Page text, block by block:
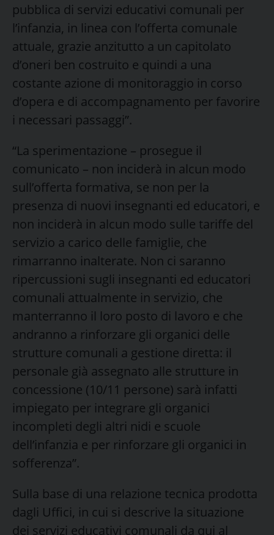
pubblica di servizi educativi comunali per
l’infanzia, in linea con l’offerta comunale
attuale, grazie anzitutto a un capitolato
d’oneri ben costruito e quindi a una
costante azione di monitoraggio in corso
d’opera e di accompagnamento per favorire
i necessari passaggi”.
“La sperimentazione – prosegue il
comunicato – non inciderà in alcun modo
sull’offerta formativa, se non per la
presenza di nuovi insegnanti ed educatori, e
non inciderà in alcun modo sulle tariffe del
servizio a carico delle famiglie, che
rimarranno inalterate. Non ci saranno
ripercussioni sugli insegnanti ed educatori
comunali attualmente in servizio, che
manterranno il loro posto di lavoro e che
andranno a rinforzare gli organici delle
strutture comunali a gestione diretta: il
personale già assegnato alle strutture in
concessione (10/11 persone) sarà infatti
impiegato per integrare gli organici
incompleti degli altri nidi e scuole
dell’infanzia e per rinforzare gli organici in
sofferenza”.
Sulla base di una relazione tecnica prodotta
dagli Uffici, in cui si descrive la situazione
dei servizi educativi comunali da qui al